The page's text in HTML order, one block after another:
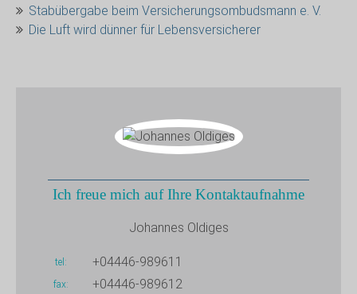
Stabübergabe beim Versicherungsombudsmann e. V.
Die Luft wird dünner für Lebensversicherer
Ich freue mich auf Ihre Kontaktaufnahme
Johannes Oldiges
tel +04446-989611
fax +04446-989612